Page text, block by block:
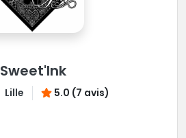
Sweet'Ink
Lille 5.0 (7 avis)